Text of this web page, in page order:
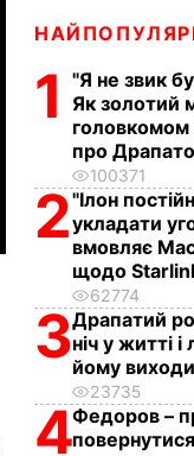
1
"Я не звик
Як золотий
головкомом
про
100371
2"Ілон
укладати
вмовляє
щодо
62774
3Драпатий
ніч у житті
йому
23735
4Федоров –